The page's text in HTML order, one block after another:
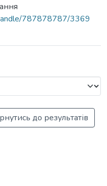
787878787/3369
до результатів